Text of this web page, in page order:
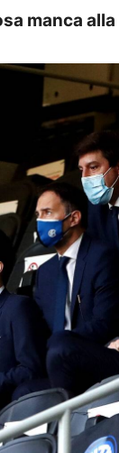
manca